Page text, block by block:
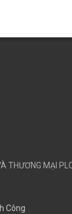
THƯƠNG MẠI
Công